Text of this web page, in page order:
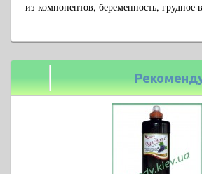
из компонентов, беременность, грудное